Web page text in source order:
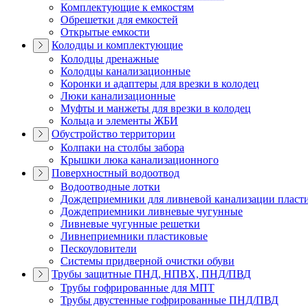
Комплектующие к емкостям
Обрешетки для емкостей
Открытые емкости
Колодцы и комплектующие
Колодцы дренажные
Колодцы канализационные
Коронки и адаптеры для врезки в колодец
Люки канализационные
Муфты и манжеты для врезки в колодец
Кольца и элементы ЖБИ
Обустройство территории
Колпаки на столбы забора
Крышки люка канализационного
Поверхностный водоотвод
Водоотводные лотки
Дождеприемники для ливневой канализации
Дождеприемники ливневые чугунные
Ливневые чугунные решетки
Ливнеприемники пластиковые
Пескоуловители
Системы придверной очистки обуви
Трубы защитные ПНД, НПВХ, ПНД/ПВД
Трубы гофрированные для МПТ
Трубы двустенные гофрированные ПНД/ПВД